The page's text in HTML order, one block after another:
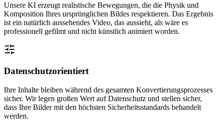
Unsere KI erzeugt realistische Bewegungen, die die Physik und
Komposition Ihres ursprünglichen Bildes respektieren. Das Ergebnis
ist ein natürlich aussehendes Video, das aussieht, als wäre es
professionell gefilmt und nicht künstlich animiert worden.
Datenschutzorientiert
Ihre Inhalte bleiben während des gesamten Konvertierungsprozesses
sicher. Wir legen großen Wert auf Datenschutz und stellen sicher,
dass Ihre Bilder mit den höchsten Sicherheitsstandards behandelt
werden.